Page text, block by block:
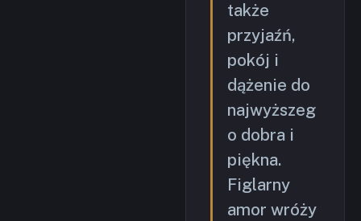
także
przyjaźń,
pokój i
dążenie do
najwyższeg
o dobra i
piękna.
Figlarny
amor wróży